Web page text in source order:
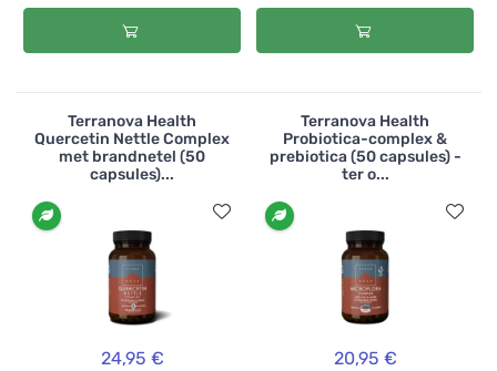
Terranova Health
Quercetin Nettle Complex
met brandnetel (50
capsules)...
24,95 €
Terranova Health
Probiotica-complex &
prebiotica (50 capsules) -
ter o...
20,95 €